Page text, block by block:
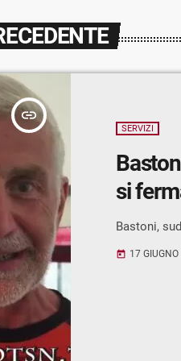
insert_link
SERVIZI
si
Bastoni,
today 17